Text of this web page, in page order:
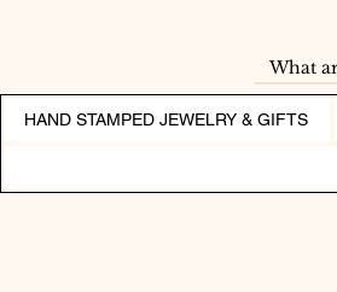
HAND STAMPED JEWELRY & GIFTS